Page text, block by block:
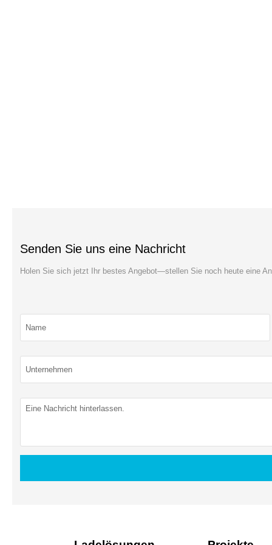
Senden Sie uns eine Nachricht
Holen Sie sich jetzt Ihr bestes Angebot—stellen Sie noch heute eine